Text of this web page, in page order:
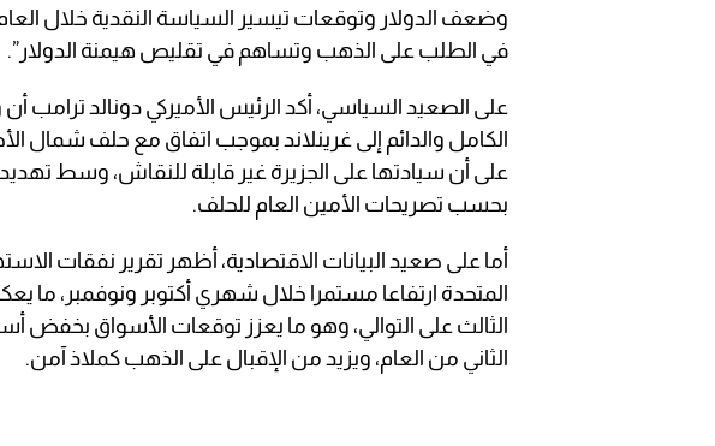
وضعف الدولار وتوقعات تيسير السياسة النقدية خلال
في الطلب على الذهب وتساهم في تقليص هيمنة الدولار”.
على الصعيد السياسي، أكد الرئيس الأميركي دونالد
الكامل والدائم إلى غرينلاند بموجب اتفاق مع حلف
على أن سيادتها على الجزيرة غير قابلة للنقاش، وسط
بحسب تصريحات الأمين العام للحلف.
أما على صعيد البيانات الاقتصادية، أظهر تقرير نفقات
المتحدة ارتفاعا مستمرا خلال شهري أكتوبر ونوفمبر، ما
الثالث على التوالي، وهو ما يعزز توقعات الأسواق بخفض
الثاني من العام، ويزيد من الإقبال على الذهب كملاذ آمن.